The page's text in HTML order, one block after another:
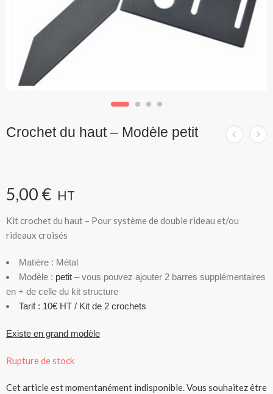
Crochet du haut – Modèle petit
5,00 € HT
Kit crochet du haut – Pour système de double rideau et/ou
rideaux croisés
Matière : Métal
Modèle : petit – vous pouvez ajouter 2 barres supplémentaires
en + de celle du kit structure
Tarif : 10€ HT / Kit de 2 crochets
Existe en grand modèle
Rupture de stock
Cet article est momentanément indisponible. Vous souhaitez être